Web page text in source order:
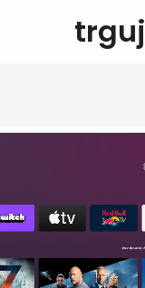
trguj